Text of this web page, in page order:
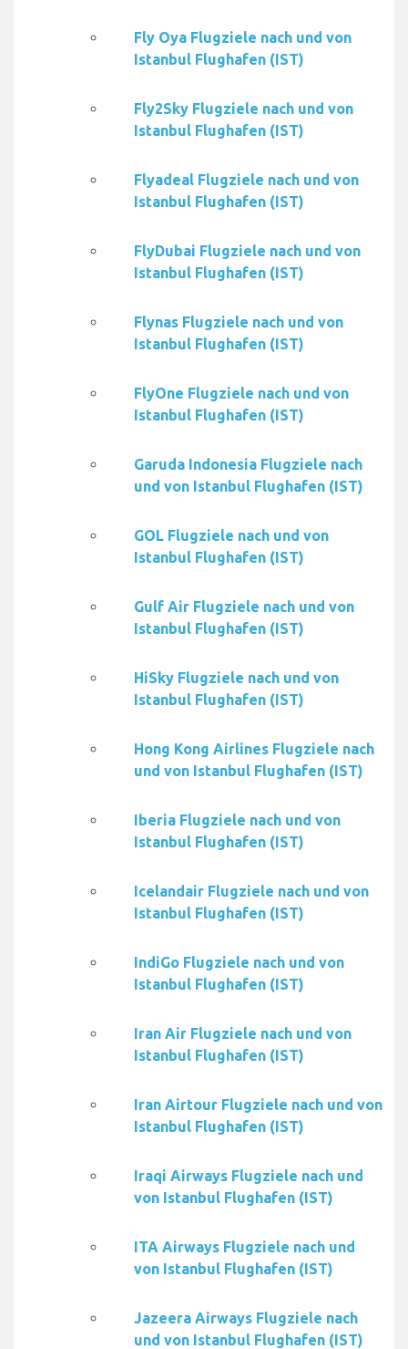
Fly Oya Flugziele nach und von
Istanbul Flughafen (IST)
Fly2Sky Flugziele nach und von
Istanbul Flughafen (IST)
Flyadeal Flugziele nach und von
Istanbul Flughafen (IST)
FlyDubai Flugziele nach und von
Istanbul Flughafen (IST)
Flynas Flugziele nach und von
Istanbul Flughafen (IST)
FlyOne Flugziele nach und von
Istanbul Flughafen (IST)
Garuda Indonesia Flugziele nach
und von Istanbul Flughafen (IST)
GOL Flugziele nach und von
Istanbul Flughafen (IST)
Gulf Air Flugziele nach und von
Istanbul Flughafen (IST)
HiSky Flugziele nach und von
Istanbul Flughafen (IST)
Hong Kong Airlines Flugziele nach
und von Istanbul Flughafen (IST)
Iberia Flugziele nach und von
Istanbul Flughafen (IST)
Icelandair Flugziele nach und von
Istanbul Flughafen (IST)
IndiGo Flugziele nach und von
Istanbul Flughafen (IST)
Iran Air Flugziele nach und von
Istanbul Flughafen (IST)
Iran Airtour Flugziele nach und von
Istanbul Flughafen (IST)
Iraqi Airways Flugziele nach und
von Istanbul Flughafen (IST)
ITA Airways Flugziele nach und
von Istanbul Flughafen (IST)
Jazeera Airways Flugziele nach
und von Istanbul Flughafen (IST)